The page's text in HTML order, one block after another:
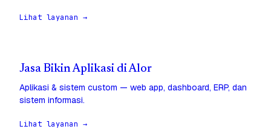
Lihat layanan →
Jasa Bikin Aplikasi di Alor
Aplikasi & sistem custom — web app, dashboard, ERP, dan
sistem informasi.
Lihat layanan →